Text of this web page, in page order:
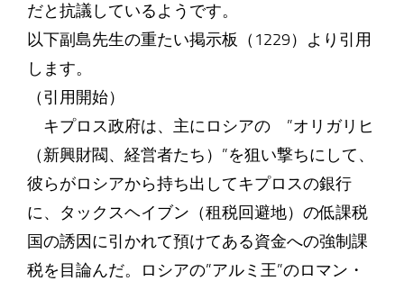
だと抗議しているようです。
以下副島先生の重たい掲示板（1229）より引用
します。
（引用開始）
キプロス政府は、主にロシアの ”オリガリヒ
（新興財閥、経営者たち）”を狙い撃ちにして、
彼らがロシアから持ち出してキプロスの銀行
に、タックスヘイブン（租税回避地）の低課税
国の誘因に引かれて預けてある資金への強制課
税を目論んだ。ロシアの”アルミ王”のロマン・